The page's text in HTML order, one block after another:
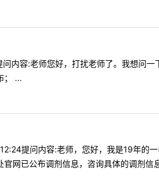
容:老师您好，打扰老师了。我想问一
； ...
提问内容:老师，您好，我是19年的
网已公布调剂信息，咨询具体的调剂信